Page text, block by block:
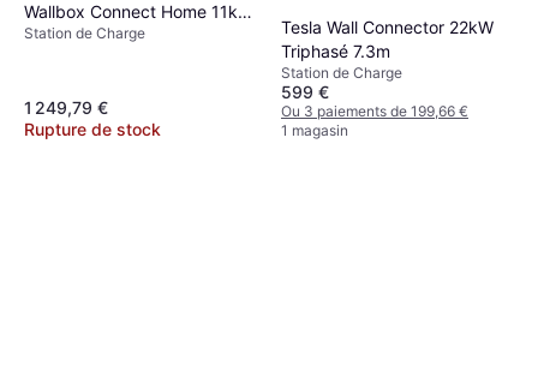
Wallbox Connect Home 11kW
5m Triphasé
Station de Charge
1 249,79 €
Rupture de stock
Tesla Wall Connector 22kW
Triphasé 7.3m
Station de Charge
599 €
Ou 3 paiements de 199,66 €
1 magasin